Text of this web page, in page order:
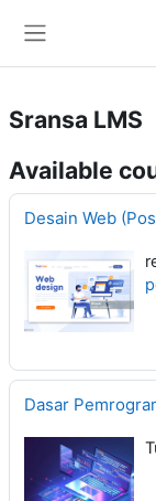
Sransa LMS
Available
Desain Web
Dasar